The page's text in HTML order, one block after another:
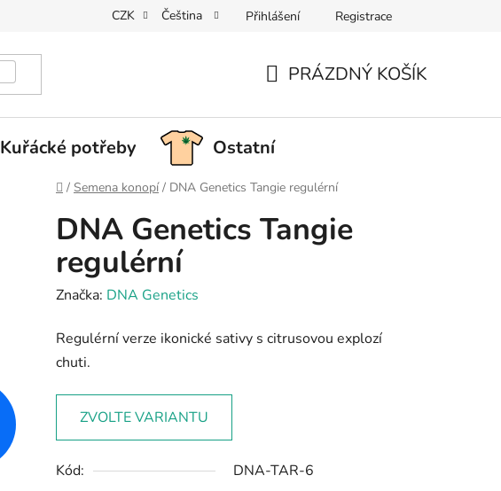
CZK Čeština Přihlášení Registrace
KOŠÍK
PRÁZDNÝ KOŠÍK
Kuřácké potřeby Ostatní
Domů
/ Semena konopí / DNA Genetics Tangie regulérní
DNA Genetics Tangie
regulérní
Značka: DNA Genetics
Regulérní verze ikonické sativy s citrusovou explozí
chuti.
ZVOLTE VARIANTU
Kód: DNA-TAR-6